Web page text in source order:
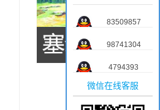
83509857
98741304
4794393
微信在线客服